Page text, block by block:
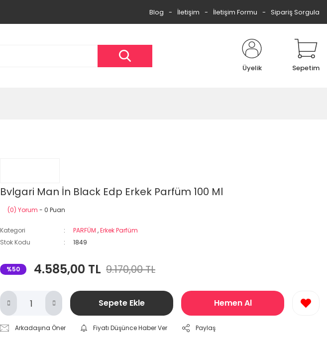
Blog İletişim İletişim Formu Sipariş Sorgula
Üyelik Sepetim
Bvlgari Man İn Black Edp Erkek Parfüm 100 Ml
(0) Yorum - 0 Puan
Kategori PARFÜM ,Erkek Parfüm
Stok Kodu
1849
%50 4.585,00 TL 9.170,00 TL
Sepete Ekle Hemen Al
Arkadaşına Öner Fiyatı Düşünce Haber Ver Paylaş